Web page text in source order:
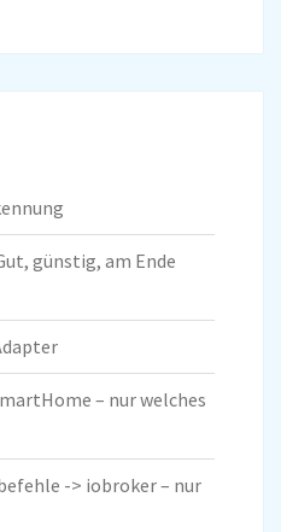
günstig, am Ende
– nur welches
-> iobroker – nur